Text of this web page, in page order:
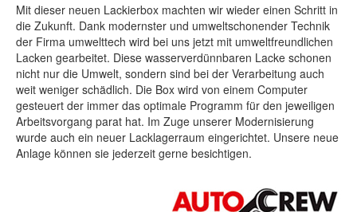
Mit dieser neuen Lackierbox machten wir wieder einen Schritt in
die Zukunft. Dank modernster und umweltschonender Technik
der Firma umwelttech wird bei uns jetzt mit umweltfreundlichen
Lacken gearbeitet. Diese wasserverdünnbaren Lacke schonen
nicht nur die Umwelt, sondern sind bei der Verarbeitung auch
weit weniger schädlich. Die Box wird von einem Computer
gesteuert der immer das optimale Programm für den jeweiligen
Arbeitsvorgang parat hat. Im Zuge unserer Modernisierung
wurde auch ein neuer Lacklagerraum eingerichtet. Unsere neue
Anlage können sie jederzeit gerne besichtigen.